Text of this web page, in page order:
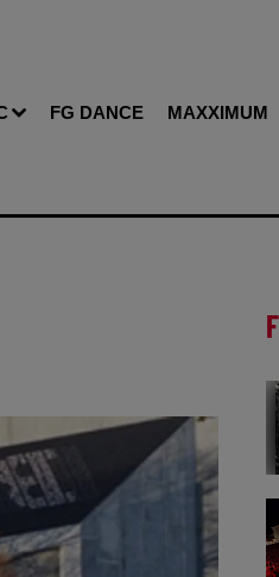
FG DANCE MAXXIMUM